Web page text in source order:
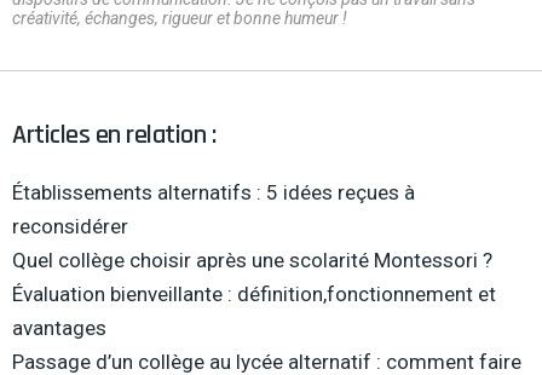
créativité, échanges, rigueur et bonne humeur !
Articles en relation :
Établissements alternatifs : 5 idées reçues à
reconsidérer
Quel collège choisir après une scolarité Montessori ?
Évaluation bienveillante : définition,fonctionnement et
avantages
Passage d’un collège au lycée alternatif : comment faire